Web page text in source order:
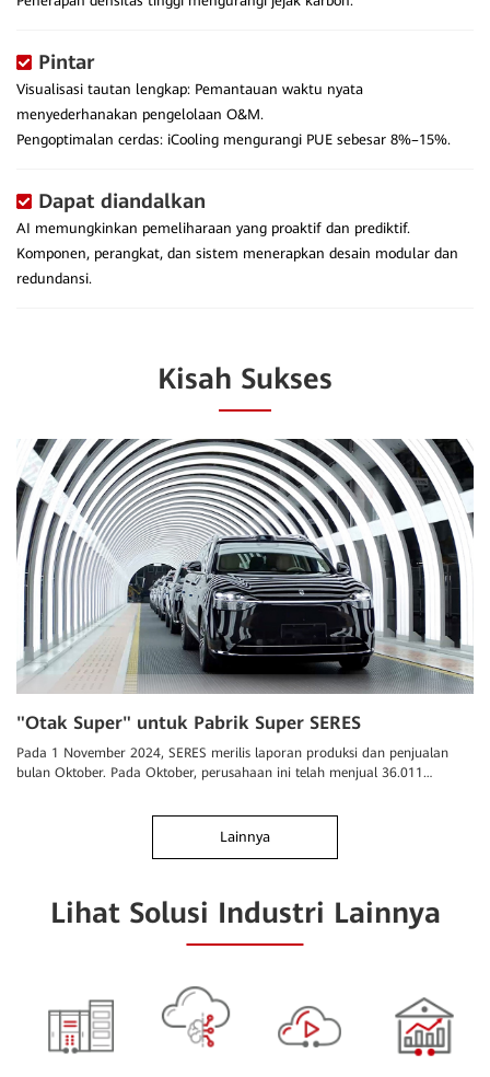
Pintar
Visualisasi tautan lengkap: Pemantauan waktu nyata
menyederhanakan pengelolaan O&M.
Pengoptimalan cerdas: iCooling mengurangi PUE sebesar 8%–15%.
Dapat diandalkan
AI memungkinkan pemeliharaan yang proaktif dan prediktif.
Komponen, perangkat, dan sistem menerapkan desain modular dan
redundansi.
Kisah Sukses
"Otak Super" untuk Pabrik Super SERES
Pada 1 November 2024, SERES merilis laporan produksi dan penjualan
bulan Oktober. Pada Oktober, perusahaan ini telah menjual 36.011
Lainnya
Lihat Solusi Industri Lainnya